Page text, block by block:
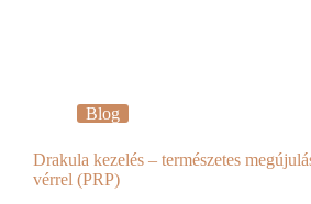
Blog
Drakula kezelés – természetes
vérrel (PRP)